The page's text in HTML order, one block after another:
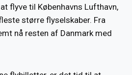
flyve til Københavns Lufthavn,
større flyselskaber. Fra
nå resten af ​​Danmark med